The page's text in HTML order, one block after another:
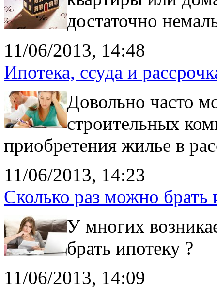
достаточно
11/06/2013, 14:48
Ипотека, ссуда и
Довольно часто
строительных
приобретения жилье в
11/06/2013, 14:23
Сколько раз можно брать
У многих
брать ипотеку ?
11/06/2013, 14:09